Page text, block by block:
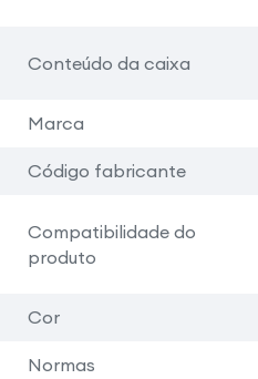
Conteúdo da caixa
Marca
Código fabricante
Compatibilidade do
produto
Cor
Normas